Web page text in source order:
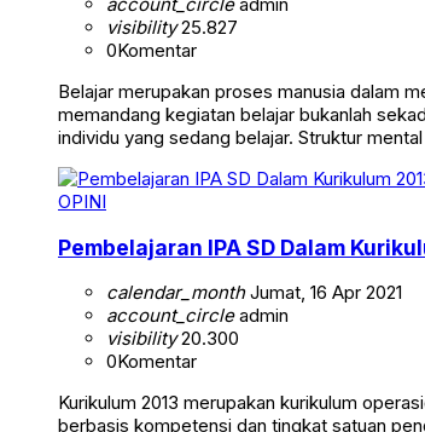
visibility25.827
0Komentar
Belajar merupakan proses manusia dalam
memandang kegiatan belajar bukanlah
individu yang sedang belajar. Struktur
OPINI
Pembelajaran IPA SD Dalam
calendar_monthJumat, 16 Apr 2021
account_circleadmin
visibility20.300
0Komentar
Kurikulum 2013 merupakan kurikulum
berbasis kompetensi dan tingkat satuan